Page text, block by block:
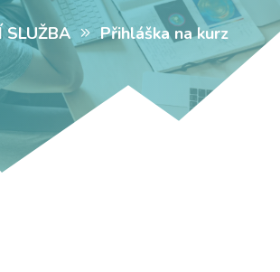
SLUŽBA Přihláška na kurz